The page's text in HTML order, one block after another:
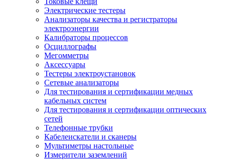
Электрические тестеры
Анализаторы качества и регистраторы
электроэнергии
Калибраторы процессов
Осциллографы
Мегомметры
Аксессуары
Тестеры электроустановок
Сетевые анализаторы
Для тестирования и сертификации медных
кабельных систем
Для тестирования и сертификации оптических
сетей
Телефонные трубки
Кабелеискатели и сканеры
Мультиметры настольные
Измерители заземлений